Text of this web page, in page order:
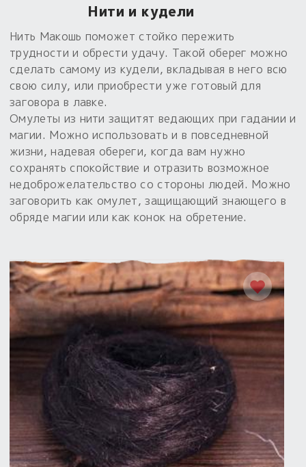
Нити и кудели
Нить Макошь поможет стойко пережить
трудности и обрести удачу. Такой оберег можно
сделать самому из кудели, вкладывая в него всю
свою силу, или приобрести уже готовый для
заговора в лавке.
Омулеты из нити защитят ведающих при гадании и
магии. Можно использовать и в повседневной
жизни, надевая обереги, когда вам нужно
сохранять спокойствие и отразить возможное
недоброжелательство со стороны людей. Можно
заговорить как омулет, защищающий знающего в
обряде магии или как конок на обретение.